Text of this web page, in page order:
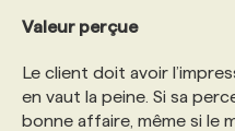
Valeur perçue
Le client doit avoir
en vaut la peine. Si sa
bonne affaire, même si le